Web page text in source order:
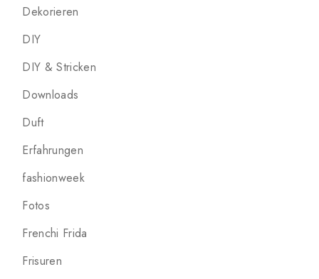
Dekorieren
DIY
DIY & Stricken
Downloads
Duft
Erfahrungen
fashionweek
Fotos
Frenchi Frida
Frisuren